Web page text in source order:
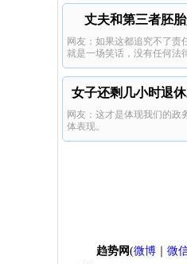
丈夫和第三者胚
网友：如果这都追究不了责
就是一场笑话，没有任何法
女子还剩几小时退
网友：这才是体现我们的政
体表现。
趋势网(微博 微